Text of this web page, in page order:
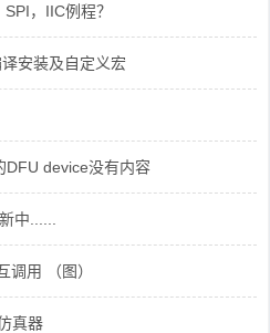
，IIC例程？
译安装及自定义宏
DFU device没有内容
中......
调用 （图）
真器